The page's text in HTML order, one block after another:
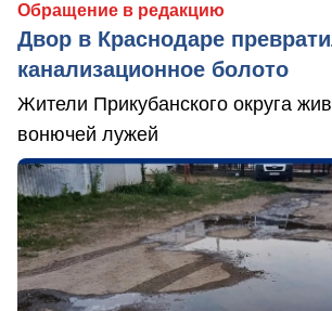
Обращение в редакцию
Двор в Краснодаре
канализационное болото
Жители Прикубанского округа
вонючей лужей